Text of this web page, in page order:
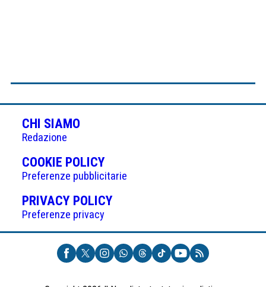
CHI SIAMO
Redazione
COOKIE POLICY(APRE
IN
UNA
NUOVA
Preferenze pubblicitarie
PRIVACY POLICY(APRE
UNA
NUOVA
SCHEDA)
Preferenze privacy